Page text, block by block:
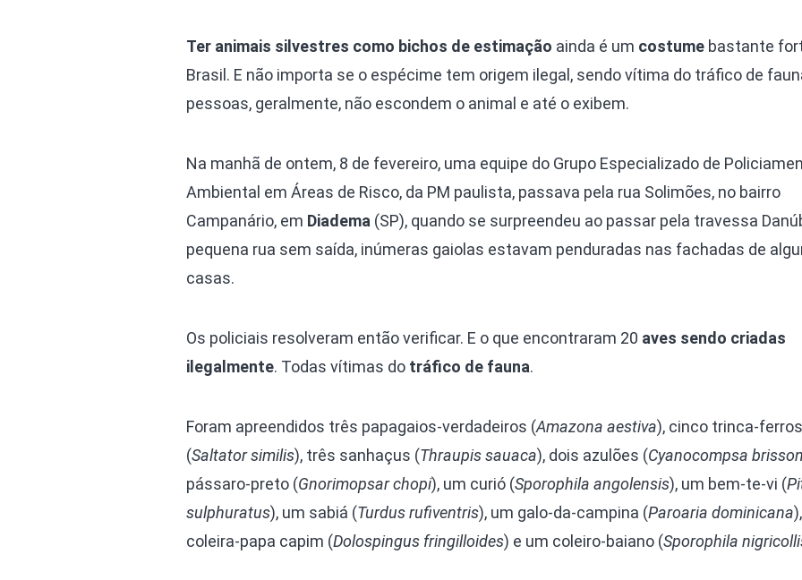
Ter animais silvestres como bichos de estimação ainda é um costumebastante
Brasil. E não importa se o espécime tem origem ilegal, sendo vítima do tráfico de
pessoas, geralmente, não escondem o animal e até o exibem.
Na manhã de ontem, 8 de fevereiro, uma equipe do Grupo Especializado de
Ambiental em Áreas de Risco, da PM paulista, passava pela rua Solimões, no bairro
Campanário, em Diadema (SP), quando se surpreendeu ao passar pela travessa
pequena rua sem saída, inúmeras gaiolas estavam penduradas nas fachadas de
casas.
Os policiais resolveram então verificar. E o que encontraram 20 aves sendo criadas
ilegalmente. Todas vítimas do tráfico de fauna.
Foram apreendidos três papagaios-verdadeiros (Amazona aestiva), cinco trinca-ferros
(Saltator similis), três sanhaçus (Thraupis sauaca), dois azulões (Cyanocompsa
pássaro-preto (Gnorimopsar chopi), um curió (Sporophila angolensis), um bem-te-vi (
sulphuratus), um sabiá (Turdus rufiventris), um galo-da-campina (Paroaria dominicana
coleira-papa capim (Dolospingus fringilloides) e um coleiro-baiano (Sporophila